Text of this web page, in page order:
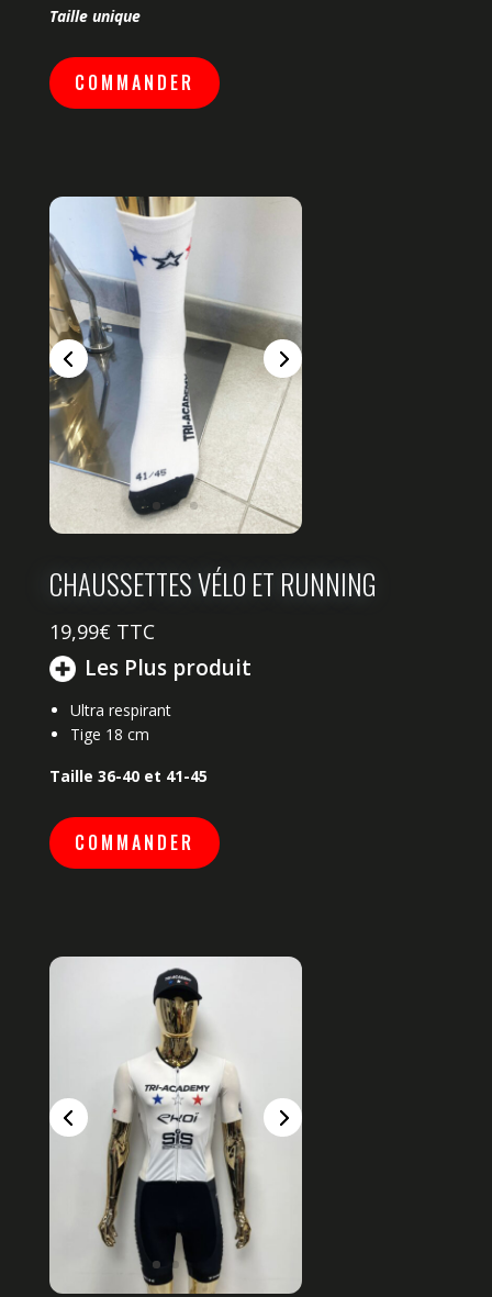
Taille unique
COMMANDER
CHAUSSETTES VÉLO ET RUNNING
19,99€ TTC
Les Plus produit
Ultra respirant
Tige 18 cm
Taille 36-40 et 41-45
COMMANDER